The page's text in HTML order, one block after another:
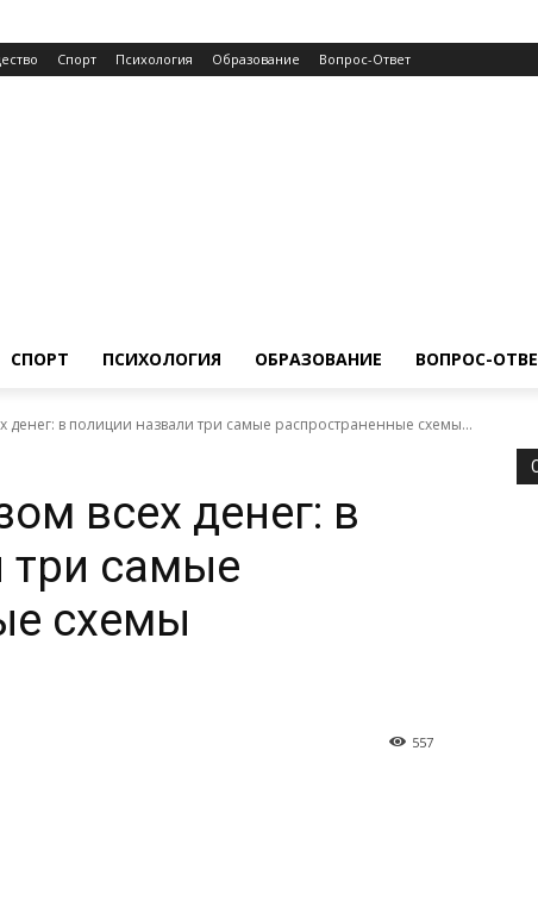
Спорт Психология Образование Вопрос-Ответ
СПОРТ ПСИХОЛОГИЯ ОБРАЗОВАНИЕ ВОПРОС-
денег: в полиции назвали три самые распространенные схемы...
всех денег: в
три самые
схемы
557